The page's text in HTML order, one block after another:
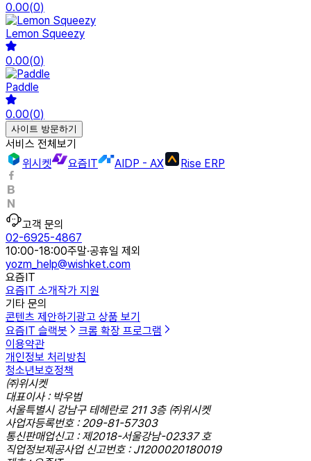
0.00(0)
Lemon Squeezy
0.00(0)
Paddle
0.00(0)
사이트 방문하기
서비스 전체보기
위시켓
요즘IT AIDP - AX Rise ERP
고객 문의
02-6925-4867
10:00-18:00주말·공휴일 제외
yozm_help@wishket.com
요즘IT
요즘IT 소개작가 지원
기타 문의
콘텐츠 제안하기광고 상품 보기
요즘IT 슬랙봇
크롬 확장 프로그램
이용약관
개인정보 처리방침
청소년보호정책
㈜위시켓
대표이사 : 박우범
서울특별시 강남구 테헤란로 211 3층 ㈜위시켓
사업자등록번호 : 209-81-57303
통신판매업신고 : 제2018-서울강남-02337 호
직업정보제공사업 신고번호 : J1200020180019